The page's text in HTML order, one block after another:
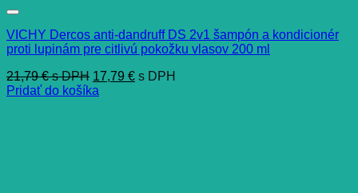
VICHY Dercos anti-dandruff DS 2v1 šampón a kondicionér
proti lupinám pre citlivú pokožku vlasov 200 ml
21,79€ s DPH 17,79 € s DPH
Pridať do košíka